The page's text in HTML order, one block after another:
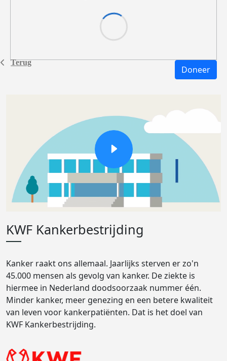
Terug
Doneer
KWF Kankerbestrijding
Kanker raakt ons allemaal. Jaarlijks sterven er zo'n
45.000 mensen als gevolg van kanker. De ziekte is
hiermee in Nederland doodsoorzaak nummer één.
Minder kanker, meer genezing en een betere kwaliteit
van leven voor kankerpatiënten. Dat is het doel van
KWF Kankerbestrijding.